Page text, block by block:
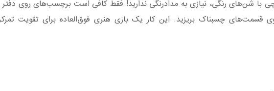
با شن‌های رنگی، نیازی به مدادرنگی ندارید! فقط کافی است برچسب‌های روی
قسمت‌های چسبناک بریزید. این کار یک بازی هنری فوق‌العاده برای تقویت